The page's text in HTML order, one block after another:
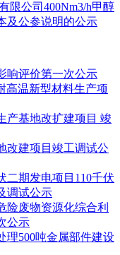
限公司400Nm3/h甲醇
及公参说明的公示
响评价第一次公示
高温新型材料生产项
产基地改扩建项目 竣
改建项目竣工调试公
二期发电项目110千伏
调试公示
险废物资源化综合利
公示
理500吨金属部件建设